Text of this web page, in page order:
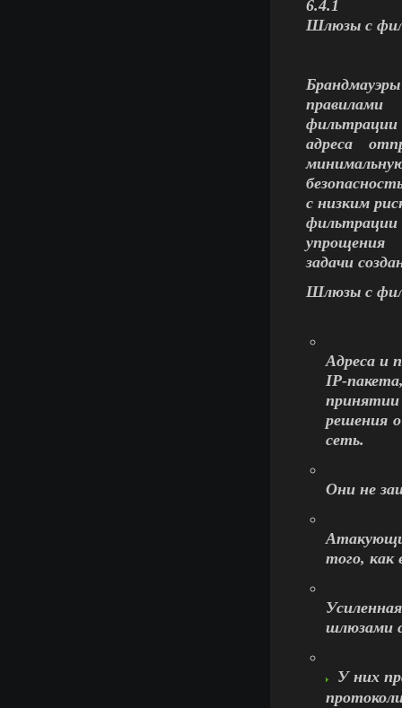
6.4.1
Шлюзы с
правилами
фильтрации
адреса
с низким
фильтрации
упрощения
задачи
Шлюзы с
Адреса и
IP-
принятии
решения
сеть.
Они не
того, как
шлюзами
У них